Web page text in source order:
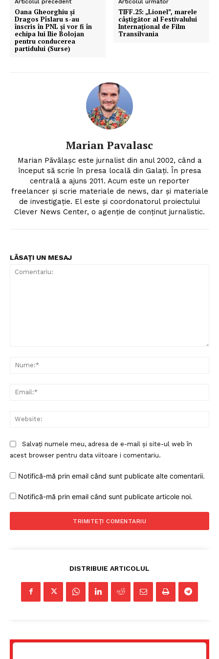
Articolul precedent
Oana Gheorghiu și
Dragos Pîslaru s-au
înscris în PNL și vor fi în
echipa lui Ilie Bolojan
pentru conducerea
partidului (Surse)
Articolul următor
TIFF.25: „Lionel”, marele
câștigător al Festivalului
Internațional de Film
Transilvania
Marian Pavalasc
Marian Păvălașc este jurnalist din anul 2002, când a
început să scrie în presa locală din Galați. În presa
centrală a ajuns 2011. Acum este un reporter
freelancer și scrie materiale de news, dar și materiale
de investigație. El este și coordonatorul proiectului
Clever News Center, o agenție de conținut jurnalistic.
LĂSAȚI UN MESAJ
Salvați numele meu, adresa de e-mail și site-ul web în
acest browser pentru data viitoare i comentariu.
Notifică-mă prin email când sunt publicate alte comentarii.
Notifică-mă prin email când sunt publicate articole noi.
DISTRIBUIE ARTICOLUL